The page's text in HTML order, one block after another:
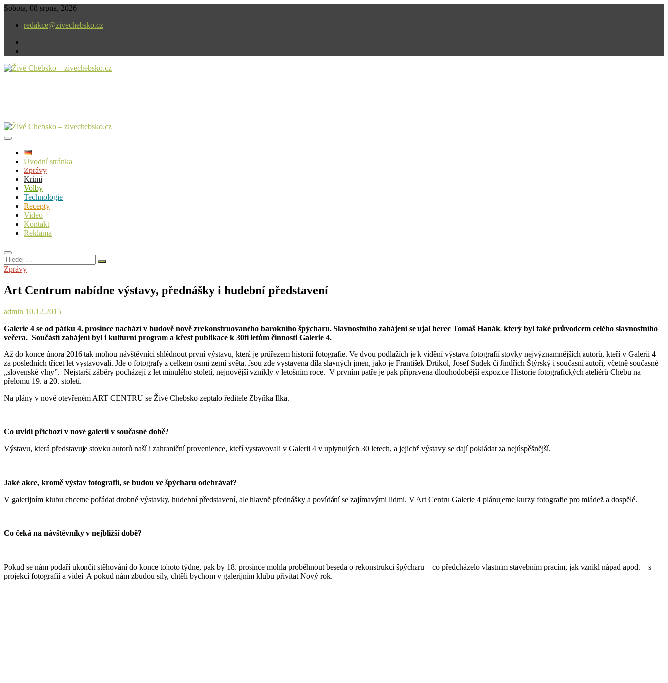
Skip
content
Sobota, 08 srpna, 2026
redakce@zivechebsko.cz
Úvodní stránka
Zprávy
Krimi
Volby
Technologie
Recepty
Video
Kontakt
Reklama
Hledej
…
Zprávy
Art Centrum nabídne výstavy, přednášky i hudební představení
admin 10.12.2015
Galerie 4 se od pátku 4. prosince nachází v budově nově zrekonstruovaného barokního špýcharu. Slavnostního zahájení se ujal herec Tomáš Hanák, který byl také průvodcem celého slavnostního
večera. Součástí zahájení byl i kulturní program a křest publikace k 30ti letům činnosti Galerie 4.
Až do konce února 2016 tak mohou návštěvníci shlédnout první výstavu, která je průřezem historií fotografie. Ve dvou podlažích je k vidění výstava fotografií stovky nejvýznamnějších autorů, kteří v Galerii 4
za posledních třicet let vystavovali. Jde o fotografy z celkem osmi zemí světa. Jsou zde vystavena díla slavných jmen, jako je František Drtikol, Josef Sudek či Jindřich Štýrský i současní autoři, včetně současné
„slovenské vlny”. Nejstarší záběry pocházejí z let minulého století, nejnovější vznikly v letošním roce. V prvním patře je pak připravena dlouhodobější expozice Historie fotografických ateliérů Chebu na
přelomu 19. a 20. století.
Na plány v nově otevřeném ART CENTRU se Živé Chebsko zeptalo ředitele Zbyňka Ilka.
Co uvidí příchozí v nové galerii v současné době?
Výstavu, která představuje stovku autorů naší i zahraniční provenience, kteří vystavovali v Galerii 4 v uplynulých 30 letech, a jejichž výstavy se dají pokládat za nejúspěšnější.
Jaké akce, kromě výstav fotografií, se budou ve špýcharu odehrávat?
V galerijním klubu chceme pořádat drobné výstavky, hudební představení, ale hlavně přednášky a povídání se zajímavými lidmi. V Art Centru Galerie 4 plánujeme kurzy fotografie pro mládež a dospělé.
Co čeká na návštěvníky v nejbližší době?
Pokud se nám podaří ukončit stěhování do konce tohoto týdne, pak by 18. prosince mohla proběhnout beseda o rekonstrukci špýcharu – co předcházelo vlastním stavebním pracím, jak vznikl nápad apod. – s
projekcí fotografií a videí. A pokud nám zbudou síly, chtěli bychom v galerijním klubu přivítat Nový rok.